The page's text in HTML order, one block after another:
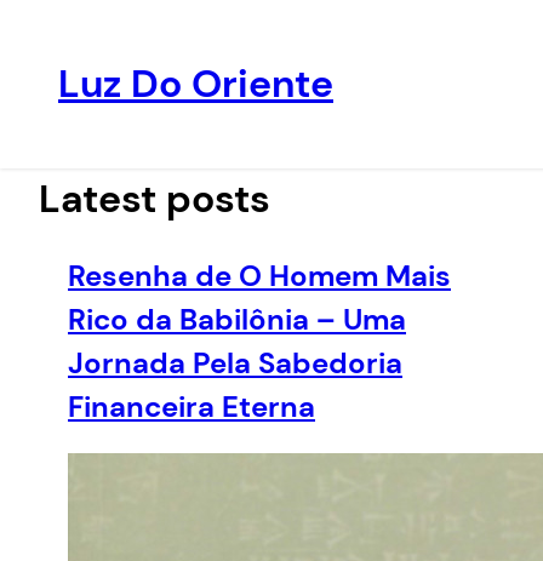
conteúdo
Luz Do Oriente
Latest posts
Resenha de O Homem Mais
Rico da Babilônia – Uma
Jornada Pela Sabedoria
Financeira Eterna